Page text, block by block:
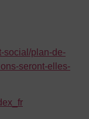
social/plan-de-
seront-elles-